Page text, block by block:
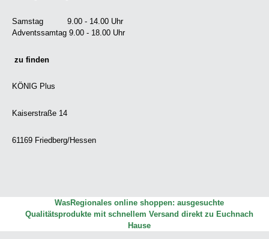
Samstag 9.00 - 14.00 Uhr
Adventssamtag 9.00 - 18.00 Uhr
zu finden
KÖNIG Plus
Kaiserstraße 14
61169 Friedberg/Hessen
WasRegionales online shoppen: ausgesuchte
Qualitätsprodukte mit schnellem Versand direkt zu Euchnach
Hause